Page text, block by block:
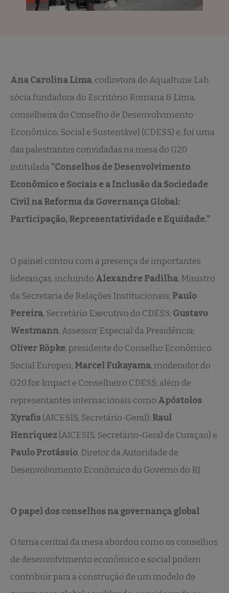
Ana Carolina Lima, codiretora do Aqualtune Lab,
sócia fundadora do Escritório Romana & Lima,
conselheira do Conselho de Desenvolvimento
Econômico, Social e Sustentável (CDESS) e, foi uma
das palestrantes convidadas na mesa do G20
intitulada“Conselhos de Desenvolvimento
Econômico e Sociais e a Inclusão da Sociedade
Civil na Reforma da Governança Global:
Participação, Representatividade e Equidade.”
O painel contou com a presença de importantes
lideranças, incluindo Alexandre Padilha, Ministro
da Secretaria de Relações Institucionais; Paulo
Pereira, Secretário Executivo do CDESS; Gustavo
Westmann, Assessor Especial da Presidência;
Oliver Röpke, presidente do Conselho Econômico
Social Europeu; Marcel Fukayama, moderador do
G20 for Impact e Conselheiro CDESS; além de
representantes internacionais como Apóstolos
Xyrafis(AICESIS, Secretário-Geral), Raul
Henriquez(AICESIS, Secretário-Geral de Curaçao) e
Paulo Protássio, Diretor da Autoridade de
Desenvolvimento Econômico do Governo do RJ.
O papel dos conselhos na governança global
O tema central da mesa abordou como os conselhos
de desenvolvimento econômico e social podem
contribuir para a construção de um modelo de